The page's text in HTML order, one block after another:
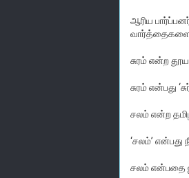
ஆரிய
வார்த்தைகளை
சுரம் என்ற
சுரம் என்பது
சலம் என்ற
‘சலம்’
சலம் என்பதை